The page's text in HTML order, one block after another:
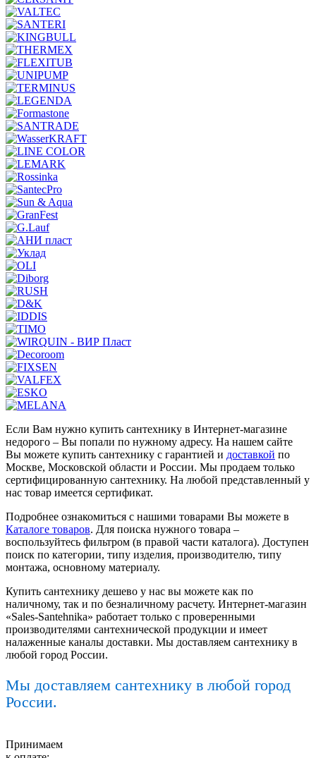
Если Вам нужно купить сантехнику в Интернет-магазине
недорого – Вы попали по нужному адресу. На нашем сайте
Вы можете купить сантехнику с гарантией и доставкой по
Москве, Московской области и России. Мы продаем только
сертифицированную сантехнику. На любой представленный у
нас товар имеется сертификат.
Подробнее ознакомиться с нашими товарами Вы можете в
Каталоге товаров. Для поиска нужного товара –
воспользуйтесь фильтром (в правой части каталога). Доступен
поиск по категории, типу изделия, производителю, типу
монтажа, основному материалу.
Купить сантехнику дешево у нас вы можете как по
наличному, так и по безналичному расчету. Интернет-магазин
«Sales-Santehnika» работает только с проверенными
производителями сантехнической продукции и имеет
налаженные каналы доставки. Мы доставляем сантехнику в
любой город России.
Мы доставляем сантехнику в любой город
России.
Принимаем